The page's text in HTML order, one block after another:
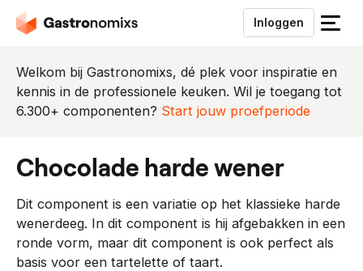
Inloggen
S
u
i
e
n
u
Welkom bij Gastronomixs, dé plek voor inspiratie en
kennis in de professionele keuken. Wil je toegang tot
6.300+ componenten? Start jouw proefperiode
chocolade harde wener
Dit component is een variatie op het klassieke harde
wenerdeeg. In dit component is hij afgebakken in een
ronde vorm, maar dit component is ook perfect als
basis voor een tartelette of taart.